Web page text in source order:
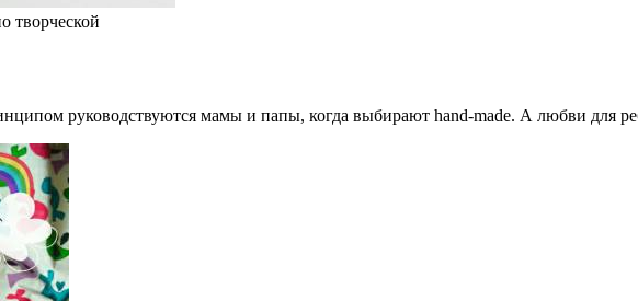
творческой
руководствуются мамы и папы, когда выбирают hand-made. А любви для